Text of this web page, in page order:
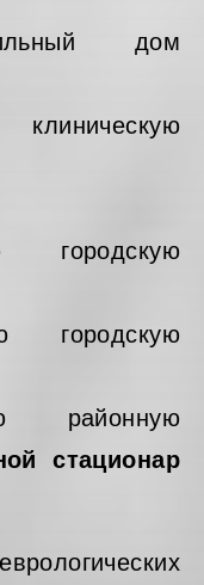
дом
городскую
городскую
районную
стационар